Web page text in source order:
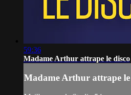
59:36
Madame Arthur attrape le disco
Madame Arthur attrape le